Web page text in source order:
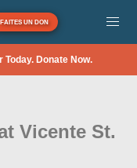
FAITES UN DON
Donate Now.
Vicente St.